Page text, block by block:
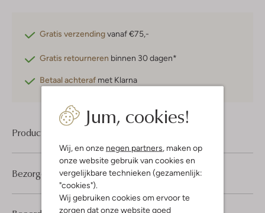
Jum, cookies!
Wij, en onze negen partners , maken op
onze website gebruik van cookies en
vergelijkbare technieken (gezamenlijk:
"cookies").
Wij gebruiken cookies om ervoor te
zorgen dat onze website goed
Gratis verzendingvanaf €75,-
Gratis retourneren binnen 30 dagen*
Betaal achteraf met Klarna
Product informatie
Bezorgen & retourneren